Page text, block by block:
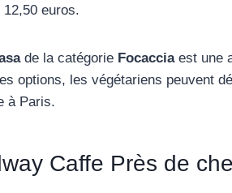
euros.
de la catégorie Focacciaest une
options, les végétariens peuvent
à Paris.
Caffe Près de